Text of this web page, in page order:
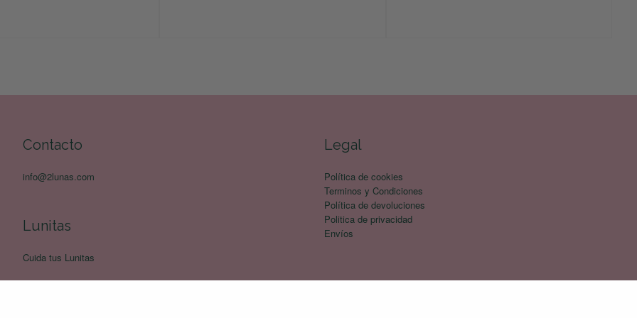
Contacto
info@2lunas.com
Lunitas
Cuida tus Lunitas
Legal
Política de cookies
Terminos y Condiciones
Política de devoluciones
Politica de privacidad
Envíos